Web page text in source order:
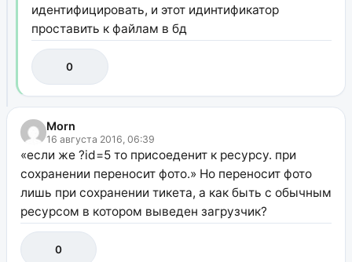
идентифицировать, и этот идинтификатор
проставить к файлам в бд
0
Morn
16 августа 2016, 06:39
«если же ?id=5 то присоеденит к ресурсу. при
сохранении переносит фото.» Но переносит фото
лишь при сохранении тикета, а как быть с обычным
ресурсом в котором выведен загрузчик?
0